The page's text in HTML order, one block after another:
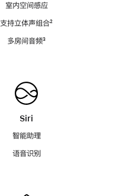
室内空间感应
支持立体声组合脚
²
多房间音频脚
³
Siri
智能助理
语音识别